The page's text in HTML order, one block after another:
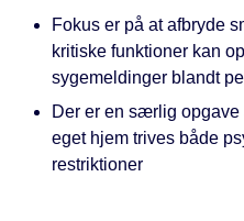
Fokus er på at afbryde
kritiske funktioner kan
sygemeldinger blandt
Der er en særlig opgave
eget hjem trives både
restriktioner